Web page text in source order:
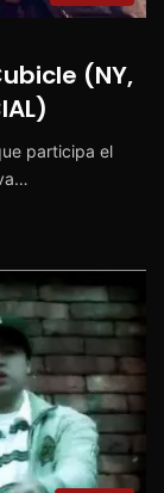
(NY,
participa el